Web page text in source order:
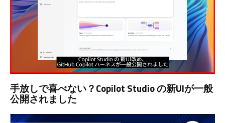
手放しで喜べない？Copilot Studio の新UIが一般
公開されました